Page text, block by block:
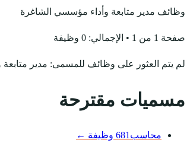
وظائف مدير متابعة وأداء مؤسسي الشاغرة
صفحة 1 من 1 • الإجمالي: 0 وظيفة
لم يتم العثور على وظائف للمسمى: مدير متابعة
مسميات مقترحة
محاسب 681 وظيفة
←